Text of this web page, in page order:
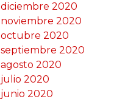
diciembre 2020
noviembre 2020
octubre 2020
septiembre 2020
agosto 2020
julio 2020
junio 2020